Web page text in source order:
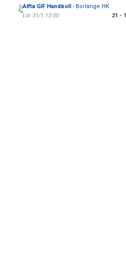
Alfta GIF Handboll- Borlänge HK
Lör 31/1 13:00
21 -